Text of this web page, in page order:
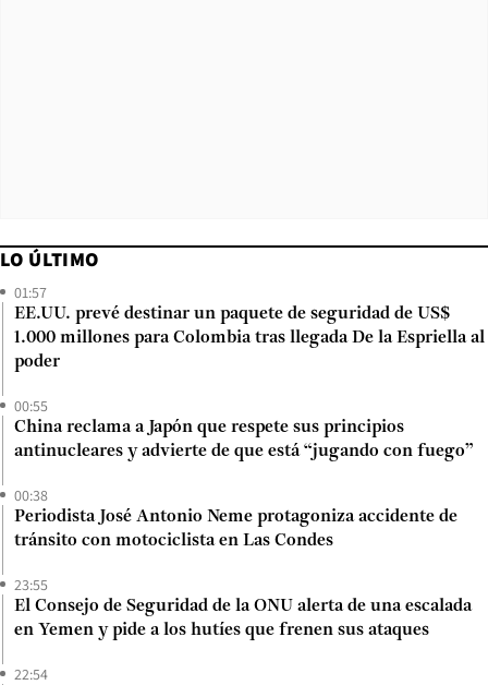
LO ÚLTIMO
01:57
EE.UU. prevé destinar un paquete de seguridad de US$
1.000 millones para Colombia tras llegada De la Espriella al
poder
00:55
China reclama a Japón que respete sus principios
antinucleares y advierte de que está “jugando con fuego”
00:38
Periodista José Antonio Neme protagoniza accidente de
tránsito con motociclista en Las Condes
23:55
El Consejo de Seguridad de la ONU alerta de una escalada
en Yemen y pide a los hutíes que frenen sus ataques
22:54